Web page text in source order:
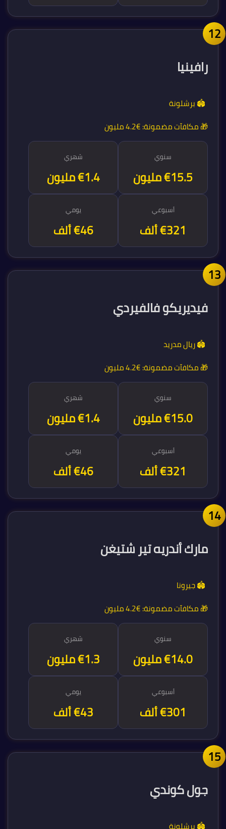
رافينيا
🏟️ برشلونة
🎁 مكافآت مضمونة:€4.2 مليون
سنوي
€16.7 مليون
شهري
€1.4 مليون
أسبوعي
€321 ألف
يومي
€46 ألف
فيديريكو فالفيردي
🏟️ ريال مدريد
🎁 مكافآت مضمونة:€4.2 مليون
سنوي
€16.7 مليون
شهري
€1.4 مليون
أسبوعي
€321 ألف
يومي
€46 ألف
مارك أندريه تير شتيغن
🏟️ جيرونا
🎁 مكافآت مضمونة:€4.2 مليون
سنوي
€15.6 مليون
شهري
€1.3 مليون
أسبوعي
€301 ألف
يومي
€43 ألف
جول كوندي